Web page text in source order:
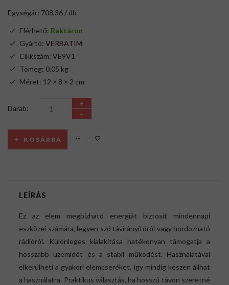
Egységár: 708,36 / db
Elérhető: Raktáron
Gyártó: VERBATIM
Cikkszám: VE9V1
Tömeg: 0.05 kg
Méret: 12 × 8 × 2 cm
Darab:
KOSÁRBA
LEÍRÁS
Ez az elem megbízható energiát biztosít mindennapi
eszközei számára, legyen szó távirányítóról vagy hordozható
rádióról. Különleges kialakítása hatékonyan támogatja a
hosszabb üzemidőt és a stabil működést. Használatával
elkerülheti a gyakori elemcseréket, így mindig készen állhat
a használatra. Praktikus választás, ha hosszú távon szeretné